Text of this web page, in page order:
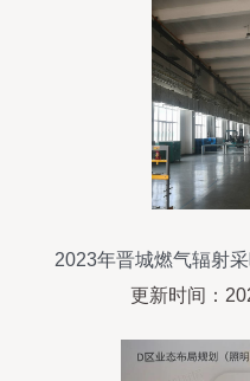
2023年晋城燃气辐射
更新时间：